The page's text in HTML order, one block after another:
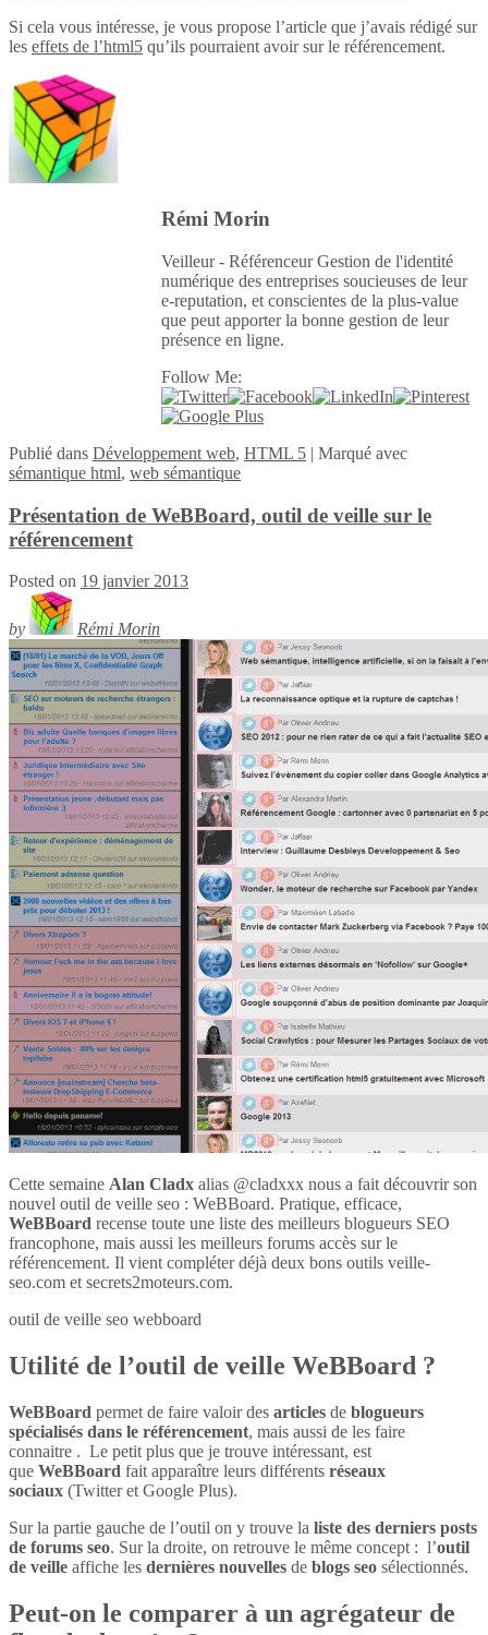
Si cela vous intéresse, je vous propose l’article que j’avais rédigé sur
les effets de l’html5 qu’ils pourraient avoir sur le référencement.
Rémi Morin
Veilleur - Référenceur Gestion de l'identité
numérique des entreprises soucieuses de leur
e-reputation, et conscientes de la plus-value
que peut apporter la bonne gestion de leur
présence en ligne.
Follow Me:
Publié dans Développement web, HTML 5 | Marqué avec
sémantique html, web sémantique
Présentation de WeBBoard, outil de veille sur le
référencement
Posted on 19 janvier 2013
by Rémi Morin
Cette semaine Alan Cladx alias @cladxxx nous a fait découvrir son
nouvel outil de veille seo : WeBBoard. Pratique, efficace,
WeBBoard recense toute une liste des meilleurs blogueurs SEO
francophone, mais aussi les meilleurs forums accès sur le
référencement. Il vient compléter déjà deux bons outils veille-
seo.com et secrets2moteurs.com.
outil de veille seo webboard
Utilité de l’outil de veille WeBBoard ?
WeBBoard permet de faire valoir des articles de blogueurs
spécialisés dans le référencement, mais aussi de les faire
connaitre . Le petit plus que je trouve intéressant, est
que WeBBoard fait apparaître leurs différents réseaux
sociaux (Twitter et Google Plus).
Sur la partie gauche de l’outil on y trouve la liste des derniers posts
de forums seo. Sur la droite, on retrouve le même concept : l’outil
de veille affiche les dernières nouvelles de blogs seo sélectionnés.
Peut-on le comparer à un agrégateur de